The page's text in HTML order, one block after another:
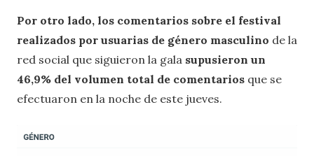
Por otro lado, los comentarios sobre el festival
realizados por usuarias de género masculino de la
red social que siguieron la gala supusieron un
46,9% del volumen total de comentarios que se
efectuaron en la noche de este jueves.